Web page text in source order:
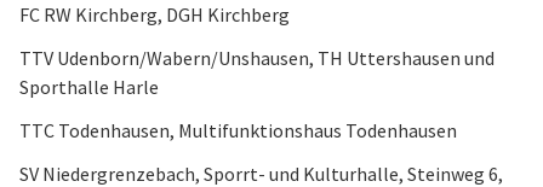
FC RW Kirchberg, DGH Kirchberg
TTV Udenborn/Wabern/Unshausen, TH Uttershausen und
Sporthalle Harle
TTC Todenhausen, Multifunktionshaus Todenhausen
SV Niedergrenzebach, Sporrt- und Kulturhalle, Steinweg 6,